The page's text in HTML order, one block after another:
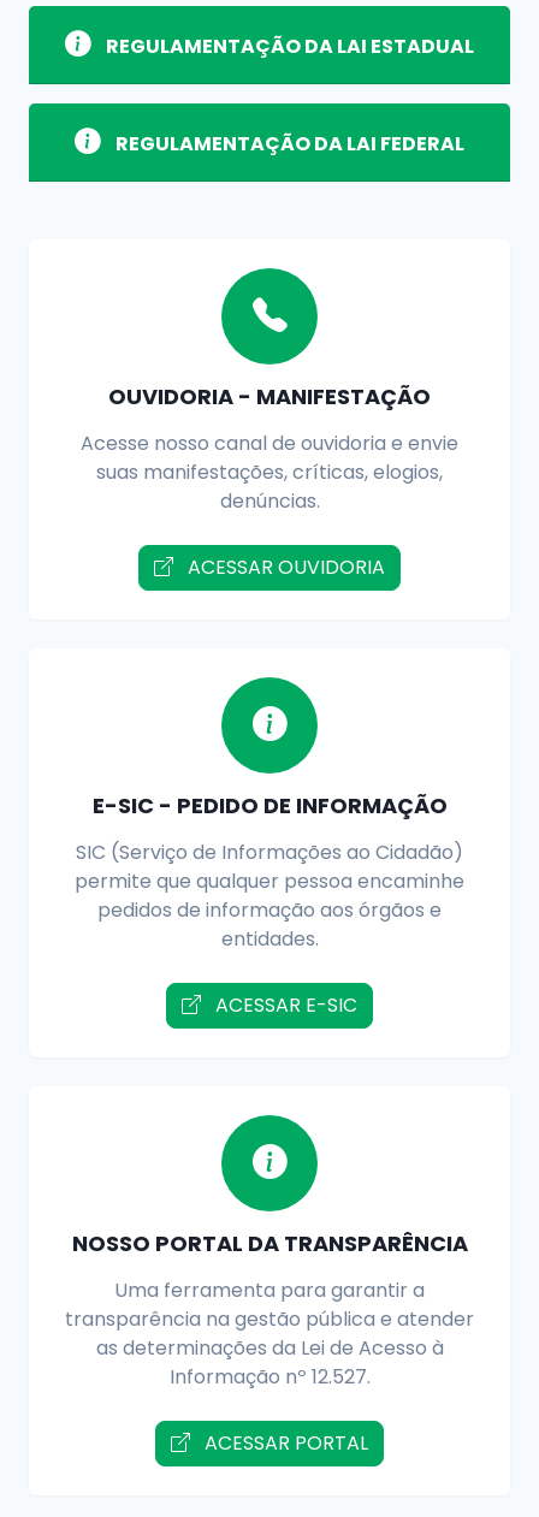
REGULAMENTAÇÃO DA LAI ESTADUAL
REGULAMENTAÇÃO DA LAI FEDERAL
OUVIDORIA - MANIFESTAÇÃO
Acesse nosso canal de ouvidoria e envie
suas manifestações, críticas, elogios,
denúncias.
ACESSAR OUVIDORIA
E-SIC - PEDIDO DE INFORMAÇÃO
SIC (Serviço de Informações ao Cidadão)
permite que qualquer pessoa encaminhe
pedidos de informação aos órgãos e
entidades.
ACESSAR E-SIC
NOSSO PORTAL DA TRANSPARÊNCIA
Uma ferramenta para garantir a
transparência na gestão pública e atender
as determinações da Lei de Acesso à
Informação nº 12.527.
ACESSAR PORTAL